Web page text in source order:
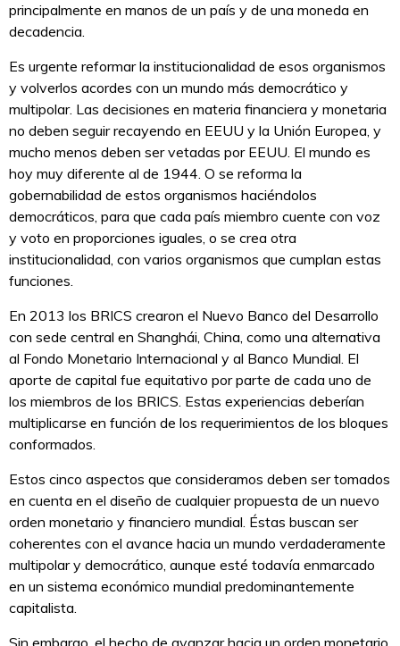
principalmente en manos de un país y de una moneda en
decadencia.
Es urgente reformar la institucionalidad de esos organismos
y volverlos acordes con un mundo más democrático y
multipolar. Las decisiones en materia financiera y monetaria
no deben seguir recayendo en EEUU y la Unión Europea, y
mucho menos deben ser vetadas por EEUU. El mundo es
hoy muy diferente al de 1944. O se reforma la
gobernabilidad de estos organismos haciéndolos
democráticos, para que cada país miembro cuente con voz
y voto en proporciones iguales, o se crea otra
institucionalidad, con varios organismos que cumplan estas
funciones.
En 2013 los BRICS crearon el Nuevo Banco del Desarrollo
con sede central en Shanghái, China, como una alternativa
al Fondo Monetario Internacional y al Banco Mundial. El
aporte de capital fue equitativo por parte de cada uno de
los miembros de los BRICS. Estas experiencias deberían
multiplicarse en función de los requerimientos de los bloques
conformados.
Estos cinco aspectos que consideramos deben ser tomados
en cuenta en el diseño de cualquier propuesta de un nuevo
orden monetario y financiero mundial. Éstas buscan ser
coherentes con el avance hacia un mundo verdaderamente
multipolar y democrático, aunque esté todavía enmarcado
en un sistema económico mundial predominantemente
capitalista.